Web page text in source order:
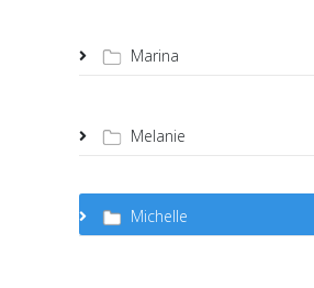
Marina
Melanie
Michelle